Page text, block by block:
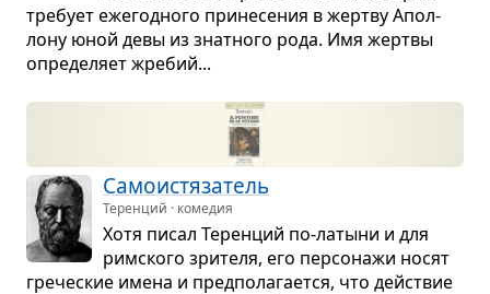
тре­бует еже­год­ного при­не­се­ния в жертву Апол­
лону юной девы из знат­ного рода. Имя жертвы
опре­де­ляет жре­бий...
Само­и­стя­за­тель
Теренций · комедия
Хотя писал Терен­ций по-латыни и для
рим­ского зри­теля, его пер­со­нажи носят
гре­че­ские имена и пред­по­ла­га­ется, что действие